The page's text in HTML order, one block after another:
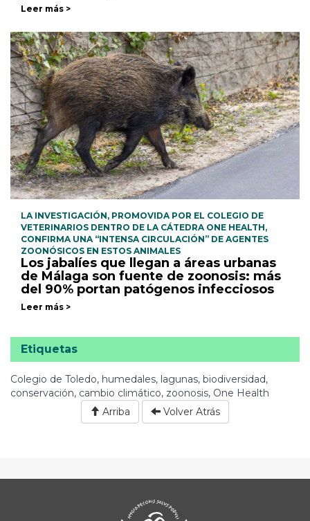
Leer más >
LA INVESTIGACIÓN, PROMOVIDA POR EL COLEGIO DE
VETERINARIOS DENTRO DE LA CÁTEDRA ONE HEALTH,
CONFIRMA UNA “INTENSA CIRCULACIÓN” DE AGENTES
ZOONÓSICOS EN ESTOS ANIMALES
Los jabalíes que llegan a áreas urbanas
de Málaga son fuente de zoonosis: más
del 90% portan patógenos infecciosos
Leer más >
Etiquetas
Colegio de Toledo, humedales, lagunas, biodiversidad,
conservación, cambio climático, zoonosis, One Health
Arriba
Volver Atrás